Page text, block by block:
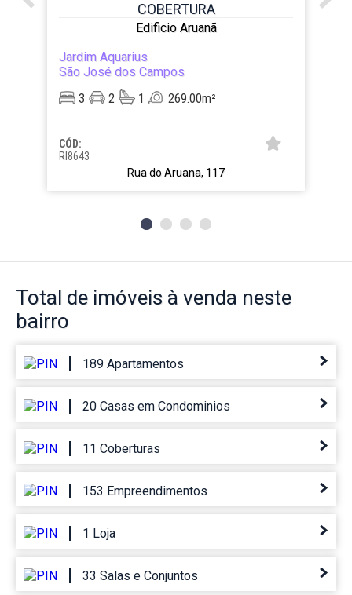
COBERTURA
Edificio Aruanã
Jardim Aquarius
São José dos Campos
3
2 1 269.00m²
CÓD:
RI8643
Rua do Aruana, 117
Total de imóveis à venda neste
bairro
189 Apartamentos
20 Casas em Condominios
11 Coberturas
153 Empreendimentos
1 Loja
33 Salas e Conjuntos